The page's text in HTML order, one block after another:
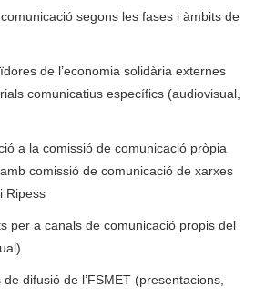
segons les fases i àmbits de
de l’economia solidària externes
comunicatius específics (audiovisual,
a la comissió de comunicació pròpia
comissió de comunicació de xarxes
Ripess
per a canals de comunicació propis del
difusió de l’FSMET (presentacions,